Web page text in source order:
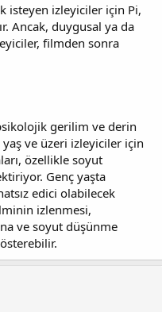
isteyen izleyiciler için Pi,
Ancak, duygusal ya da
filmden sonra
gerilim ve derin
ve üzeri izleyiciler için
özellikle soyut
Genç yaşta
edici olabilecek
izlenmesi,
ve soyut düşünme